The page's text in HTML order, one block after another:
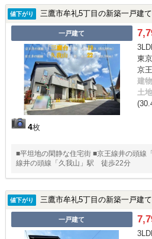
値下がり 三鷹市牟礼5丁目の新築一戸建て
一戸建て
4枚
東
京
建
土
■平坦地の閑静な住宅街 ■京王線井の頭
線井の頭線「久我山」駅 徒歩22分
値下がり 三鷹市牟礼5丁目の新築一戸建て
一戸建て